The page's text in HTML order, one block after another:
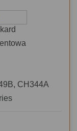
CH344A